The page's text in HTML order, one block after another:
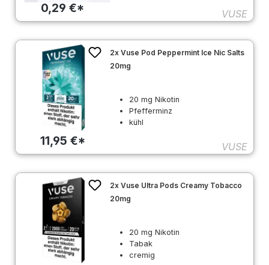
0,29 €* VUSE
11,95 €*
2x Vuse Pod Peppermint Ice Nic Salts
20mg
20 mg Nikotin
Pfefferminz
kühl
VUSE
2x Vuse Ultra Pods Creamy Tobacco
20mg
20 mg Nikotin
Tabak
cremig